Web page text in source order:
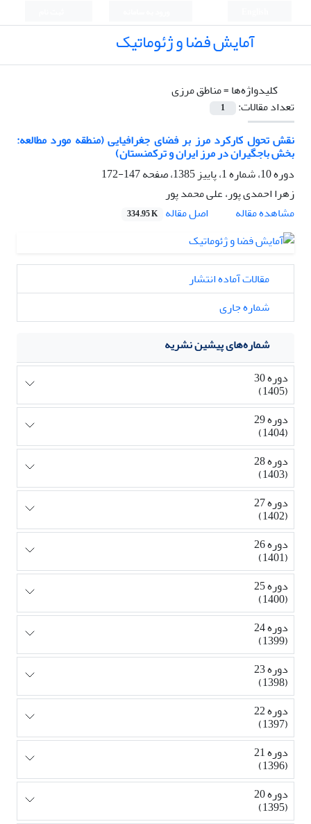
آمایش فضا و ژئوماتیک
کلیدواژه‌ها =مناطق مرزی
تعداد مقالات:
1
نقش تحول کارکرد مرز بر فضای جغرافیایی (منطقه مورد مطالعه:
بخش باجگیران در مرز ایران و ترکمنستان)
دوره 10، شماره 1، پاییز 1385، صفحه
147-172
زهرا احمدی پور، علی محمد پور
مشاهده مقاله
اصل مقاله 334.95 K
مقالات آماده انتشار
شماره جاری
شماره‌های پیشین نشریه
دوره 30
(1405)
دوره 29
(1404)
دوره 28
(1403)
دوره 27
(1402)
دوره 26
(1401)
دوره 25
(1400)
دوره 24
(1399)
دوره 23
(1398)
دوره 22
(1397)
دوره 21
(1396)
دوره 20
(1395)